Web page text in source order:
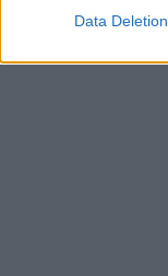
Data Deletion